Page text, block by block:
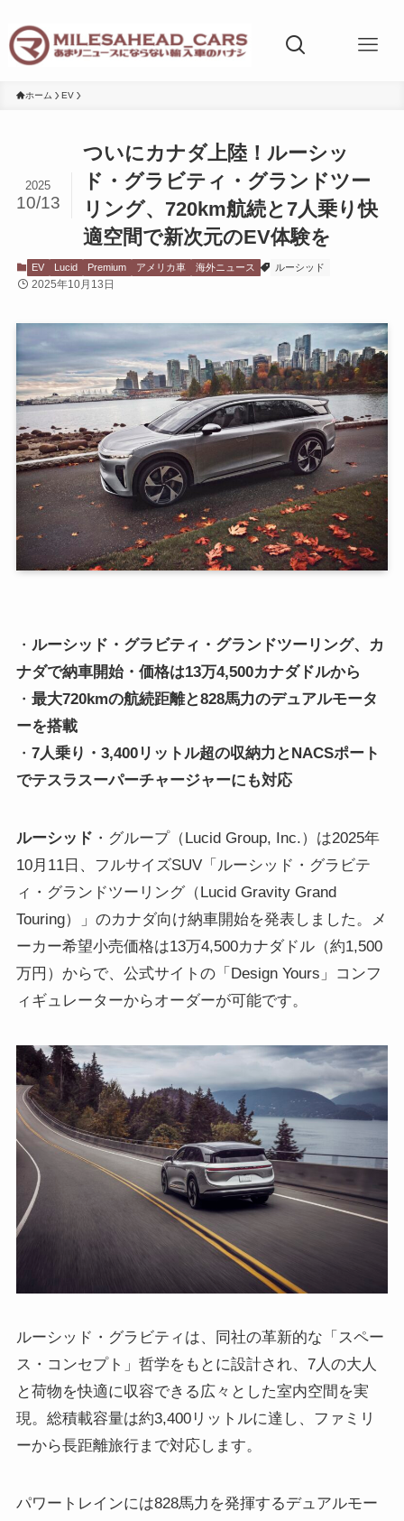
ホーム EV
ついにカナダ上陸！ルーシッ
ド・グラビティ・グランドツー
リング、720km航続と7人乗り快
適空間で新次元のEV体験を
2025
10/13
EV Lucid Premium アメリカ車 海外ニュース ルーシッド
2025年10月13日
・ ルーシッド・グラビティ・グランドツーリング、カ
ナダで納車開始・価格は13万4,500カナダドルから
・ 最大720kmの航続距離と828馬力のデュアルモータ
ーを搭載
・ 7人乗り・3,400リットル超の収納力とNACSポート
でテスラスーパーチャージャーにも対応
ルーシッド ・グループ（Lucid Group, Inc.）は2025年
10月11日、フルサイズSUV「ルーシッド・グラビテ
ィ・グランドツーリング（Lucid Gravity Grand
Touring）」のカナダ向け納車開始を発表しました。メ
ーカー希望小売価格は13万4,500カナダドル（約1,500
万円）からで、公式サイトの「Design Yours」コンフ
ィギュレーターからオーダーが可能です。
ルーシッド・グラビティは、同社の革新的な「スペー
ス・コンセプト」哲学をもとに設計され、7人の大人
と荷物を快適に収容できる広々とした室内空間を実
現。総積載容量は約3,400リットルに達し、ファミリ
ーから長距離旅行まで対応します。
パワートレインには828馬力を発揮するデュアルモー